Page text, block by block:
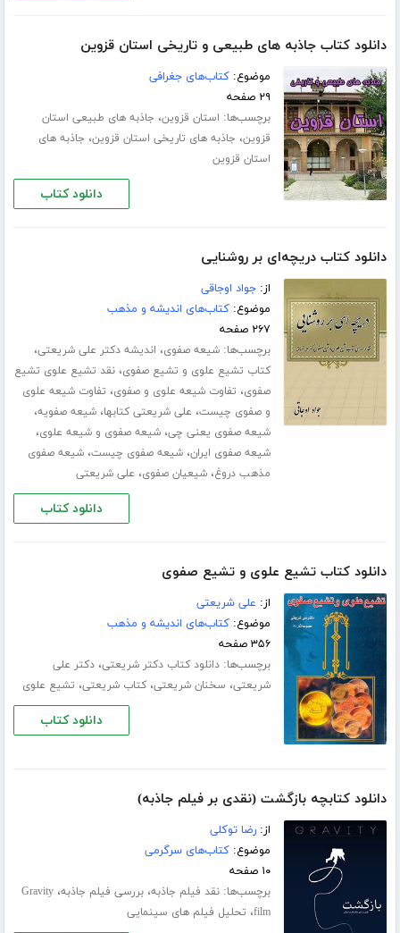
دانلود کتاب جاذبه های طبیعی و تاریخی استان قزوین
موضوع:کتاب‌های جغرافی
۲۹ صفحه
برچسب‌ها: استان قزوین، جاذبه های طبیعی استان
قزوین، جاذبه های تاریخی استان قزوین، جاذبه های
استان قزوین
دانلود کتاب
دانلود کتاب دریچه‌ای بر روشنایی
از:جواد اوجاقی
موضوع:کتاب‌های اندیشه و مذهب
۲۶۷ صفحه
برچسب‌ها:شیعه صفوی، اندیشه دکتر علی شریعتی،
کتاب تشیع علوی و تشیع صفوی،نقد تشیع علوی تشیع
صفوی، تفاوت شیعه علوی و صفوی، تفاوت شیعه علوی
و صفوی چیست، علی شریعتی کتابها،شیعه صفویه،
شیعه صفوی یعنی چی،شیعه صفوی و شیعه علوی،
شیعه صفوی ایران،شیعه صفوی چیست،شیعه صفوی
مذهب دروغ،شیعیان صفوی، علی شریعتی
دانلود کتاب
دانلود کتاب تشیع علوی و تشیع صفوی
از: علی شریعتی
موضوع:کتاب‌های اندیشه و مذهب
۳۵۶ صفحه
برچسب‌ها:دانلود کتاب دکتر شریعتی،دکتر علی
شریعتی، سخنان شریعتی،کتاب شریعتی، تشیع علوی
دانلود کتاب
دانلود کتابچه بازگشت (نقدی بر فیلم جاذبه)
از:رضا توکلی
موضوع:کتاب‌های سرگرمی
۱۰ صفحه
برچسب‌ها:نقد فیلم جاذبه،بررسی فیلم جاذبه،Gravity
film، تحلیل فیلم های سینمایی